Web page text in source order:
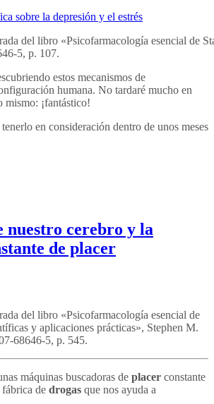
del libro «Psicofarmacología esencial de
5, p. 107.
estos mecanismos de
humana. No tardaré mucho en
mismo: ¡fantástico!
en consideración dentro de unos meses
nuestro cerebro y la
de placer
del libro «Psicofarmacología esencial de
y aplicaciones prácticas», Stephen M.
68646-5, p. 545.
máquinas buscadoras de placer constante
de drogas que nos ayuda a